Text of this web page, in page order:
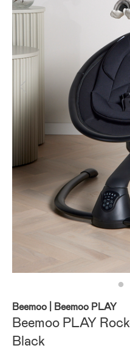
Beemoo | Beemoo PLAY
Beemoo PLAY
Black